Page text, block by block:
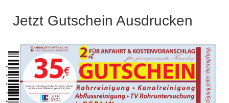
Jetzt Gutschein Ausdrucken